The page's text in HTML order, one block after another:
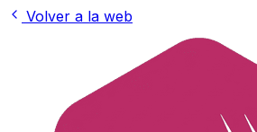
Volver a la web